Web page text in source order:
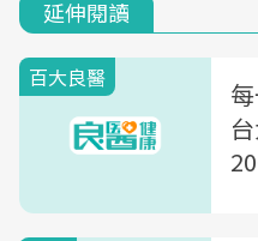
延伸閱讀
百大良醫